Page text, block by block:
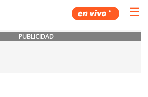
☰
PUBLICIDAD